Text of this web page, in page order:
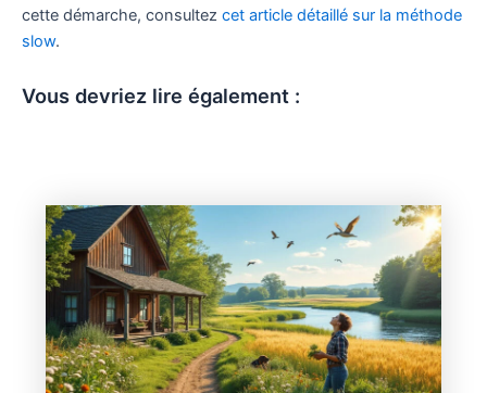
cette démarche, consultez cet article détaillé sur la méthode
slow.
Vous devriez lire également :